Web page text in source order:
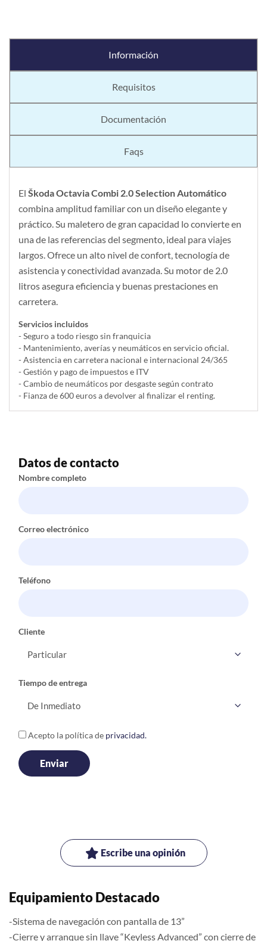
Información
Requisitos
Documentación
Faqs
El Škoda Octavia Combi 2.0 Selection Automático
combina amplitud familiar con un diseño elegante y
práctico. Su maletero de gran capacidad lo convierte en
una de las referencias del segmento, ideal para viajes
largos. Ofrece un alto nivel de confort, tecnología de
asistencia y conectividad avanzada. Su motor de 2.0
litros asegura eficiencia y buenas prestaciones en
carretera.
Servicios incluidos
- Seguro a todo riesgo sin franquicia
- Mantenimiento, averías y neumáticos en servicio oficial.
- Asistencia en carretera nacional e internacional 24/365
- Gestión y pago de impuestos e ITV
- Cambio de neumáticos por desgaste según contrato
- Fianza de 600 euros a devolver al finalizar el renting.
Datos de contacto
Nombre completo
Correo electrónico
Teléfono
Cliente
Tiempo de entrega
Acepto la política de privacidad.
Escribe una opinión
Equipamiento Destacado
-Sistema de navegación con pantalla de 13”
-Cierre y arranque sin llave “Keyless Advanced” con cierre de